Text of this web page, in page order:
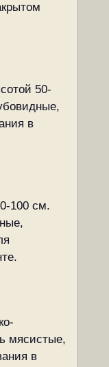
50-
в
100 см.
мясистые,
в